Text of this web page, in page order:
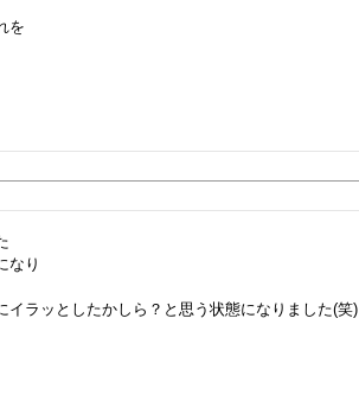
を
なり
ラッとしたかしら？と思う状態になりました(笑)